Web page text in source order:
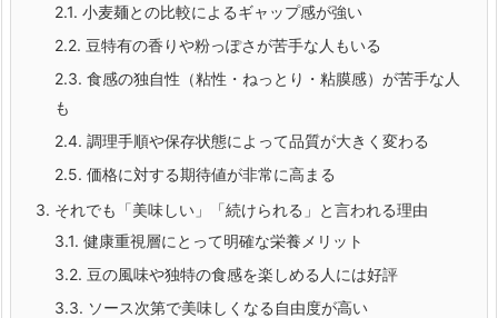
2.1. 小麦麺との比較によるギャップ感が強い
2.2. 豆特有の香りや粉っぽさが苦手な人もいる
2.3. 食感の独自性（粘性・ねっとり・粘膜感）が苦手な人
も
2.4. 調理手順や保存状態によって品質が大きく変わる
2.5. 価格に対する期待値が非常に高まる
3. それでも「美味しい」「続けられる」と言われる理由
3.1. 健康重視層にとって明確な栄養メリット
3.2. 豆の風味や独特の食感を楽しめる人には好評
3.3. ソース次第で美味しくなる自由度が高い